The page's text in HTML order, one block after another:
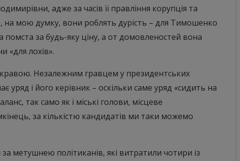
адже за часів її правління корупція та
мою думку, вони роблять дурість – для Тимошенко
за будь-яку ціну, а от домовленостей вона
«для лохів».
Незалежним гравцем у президентських
уряд і його керівник – оскільки саме уряд «сидить на
так само як і міські голови, місцеве
за кількістю кандидатів ми таки можемо
метушнею політиканів, які витратили чотири із